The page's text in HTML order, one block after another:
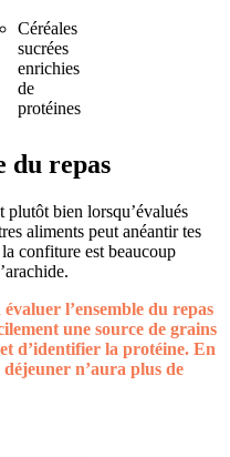
Céréales
sucrées
enrichies
de
protéines
du repas
plutôt bien lorsqu’évalués
aliments peut anéantir tes
confiture est beaucoup
l’ensemble du repas
une source de grains
d’identifier la protéine. En
n’aura plus de